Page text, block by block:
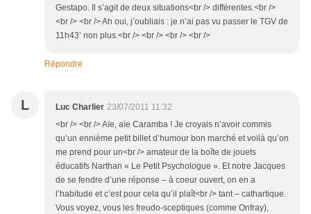
Gestapo. Il s’agit de deux situations<br /> différentes.<br />
<br /> <br /> Ah oui, j’oubliais : je n’ai pas vu passer le TGV de
11h43’ non plus.<br /> <br /> <br /> <br />
Répondre
L Luc Charlier 23/07/2011 11:32
<br /> <br /> Aïe, aïe Caramba ! Je croyais n’avoir commis
qu’un ennième petit billet d’humour bon marché et voilà qu’on
me prend pour un<br /> amateur de la boîte de jouets
éducatifs Narthan « Le Petit Psychologue ». Et notre Jacques
de se fendre d’une réponse – à coeur ouvert, on en a
l’habitude et c’est pour cela qu’il plaît<br /> tant – cathartique.
Vous voyez, vous les freudo-sceptiques (comme Onfray),